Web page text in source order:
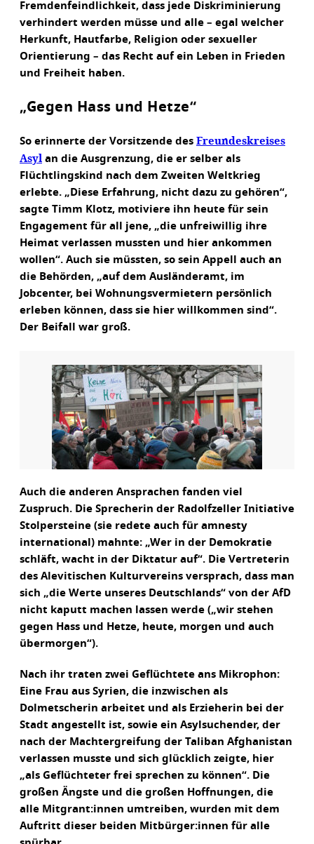
Fremdenfeindlichkeit, dass jede Diskriminierung
verhindert werden müsse und alle – egal welcher
Herkunft, Hautfarbe, Religion oder sexueller
Orientierung – das Recht auf ein Leben in Frieden
und Freiheit haben.
„Gegen Hass und Hetze“
So erinnerte der Vorsitzende des Freundeskreises
Asyl an die Ausgrenzung, die er selber als
Flüchtlingskind nach dem Zweiten Weltkrieg
erlebte. „Diese Erfahrung, nicht dazu zu gehören“,
sagte Timm Klotz, motiviere ihn heute für sein
Engagement für all jene, „die unfreiwillig ihre
Heimat verlassen mussten und hier ankommen
wollen“. Auch sie müssten, so sein Appell auch an
die Behörden, „auf dem Ausländeramt, im
Jobcenter, bei Wohnungsvermietern persönlich
erleben können, dass sie hier willkommen sind“.
Der Beifall war groß.
Auch die anderen Ansprachen fanden viel
Zuspruch. Die Sprecherin der Radolfzeller Initiative
Stolpersteine (sie redete auch für amnesty
international) mahnte: „Wer in der Demokratie
schläft, wacht in der Diktatur auf“. Die Vertreterin
des Alevitischen Kulturvereins versprach, dass man
sich „die Werte unseres Deutschlands“ von der AfD
nicht kaputt machen lassen werde („wir stehen
gegen Hass und Hetze, heute, morgen und auch
übermorgen“).
Nach ihr traten zwei Geflüchtete ans Mikrophon:
Eine Frau aus Syrien, die inzwischen als
Dolmetscherin arbeitet und als Erzieherin bei der
Stadt angestellt ist, sowie ein Asylsuchender, der
nach der Machtergreifung der Taliban Afghanistan
verlassen musste und sich glücklich zeigte, hier
„als Geflüchteter frei sprechen zu können“. Die
großen Ängste und die großen Hoffnungen, die
alle Mitgrant:innen umtreiben, wurden mit dem
Auftritt dieser beiden Mitbürger:innen für alle